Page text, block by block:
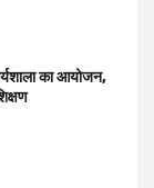
का आयोजन,